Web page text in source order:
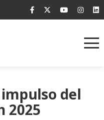
del
2025